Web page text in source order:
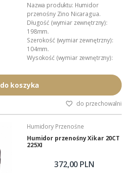
Nazwa produktu: Humidor
przenośny Zino Nicaragua.
Długość (wymiar zewnętrzny):
198mm.
Szerokość (wymiar zewnętrzny):
104mm.
Wysokość (wymiar zewnętrzny):
Przeznaczenie: przechowywanie
cygar.
profilowane wypełnienie.
Inne produkty: Zino Nicaragua w
naszej ofercie.
Pojemność: maksymalnie 3-4
Kolor obudowy: intensywnie żółty.
do koszyka
do przechowalni
Humidory Przenośne
Humidor przenośny Xikar 20CT
225XI
372,00 PLN